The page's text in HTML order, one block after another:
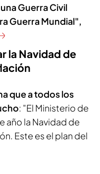
Guerra Civil
Guerra Mundial",
la Navidad de
que a todos los
: "El Ministerio de
año la Navidad de
Este es el plan del